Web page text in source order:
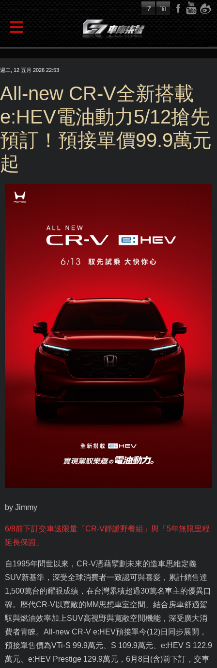
週二, 12 五月 2026 22:53
All-new CR-V全新搭載
e:HEV電油動力5/12搶先
預訂！預接單價99.9萬元
起
by Jimmy
6/8前下訂交車送限量「 CR-V靜謐野餐組」與「 5年無限里程
延長保固」
自1995年問世以來， CR-V憑藉擘劃未來的造車思維定義
SUV新基準，深受全球消費者一致認可與喜愛，累計銷售達
1,500萬台的耀眼成績，在台灣累積超過30萬名車主的優異口
碑。歷代CR-V以寬敞的MM思想車室空間、結合房車舒適駕
馭與燃油效率加上SUV高視野與寬敞空間機能，深受廣大消
費者青睞。 All-new CR‑V e:HEV預接單今(12)日同步展開，
預接單售價為VTi-S 99.9萬元、 S 109.9萬元、 e:HEV S 122.9
萬元、 e:HEV Prestige 129.9萬元， 6月 8日 (含)前下訂，交車